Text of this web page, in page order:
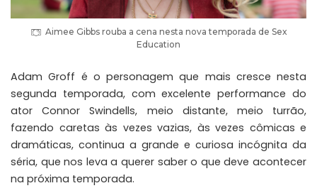
Aimee Gibbs rouba a cena nesta nova temporada de Sex
Education
Adam Groff é o personagem que mais cresce nesta
segunda temporada, com excelente performance do
ator Connor Swindells, meio distante, meio turrão,
fazendo caretas às vezes vazias, às vezes cômicas e
dramáticas, continua a grande e curiosa incógnita da
séria, que nos leva a querer saber o que deve acontecer
na próxima temporada.